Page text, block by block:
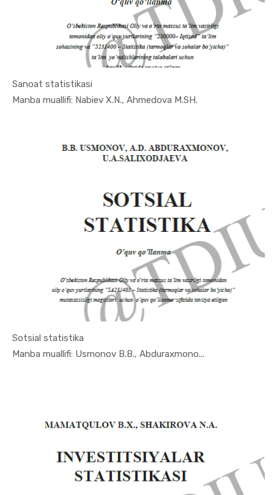
Sanoat statistikasi
Manba muallifi: Nabiev X.N., Ahmedova M.SH.
In Ekonome...
Sotsial statistika
Manba muallifi: Usmonov B.B., Abduraxmono...
In Ekonome...